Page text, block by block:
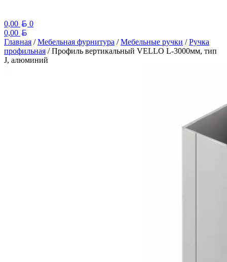
0,00 Белорусский рубль
0
0,00
Главная /Мебельная фурнитура /Мебельные ручки /Ручка
профильная / Профиль вертикальный VELLO L-3000мм, тип
J, алюминий